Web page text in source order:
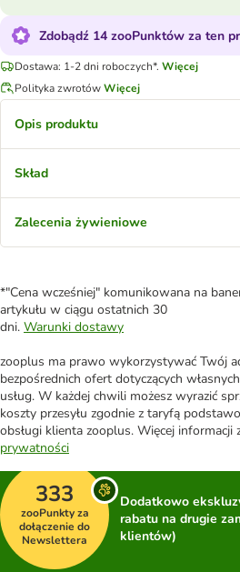
Zdobądź 14 zooPunktów za ten
Dostawa: 1-2 dni roboczych*. Więcej
Polityka zwrotówWięcej
Opis produktu
Skład
Zalecenia żywieniowe
*"Cena wcześniej" komunikowana na
artykułu w ciągu ostatnich 30
dni. Warunki dostawy
zooplus ma prawo wykorzystywać Twój
bezpośrednich ofert dotyczących
usług. W każdej chwili możesz wyrazić
koszty przesyłu zgodnie z taryfą
obsługi klienta zooplus. Więcej informacji
prywatności
333
zooPunkty za
dołączenie do
Newslettera
Dodatkowo
rabatu na drugie
klientów)